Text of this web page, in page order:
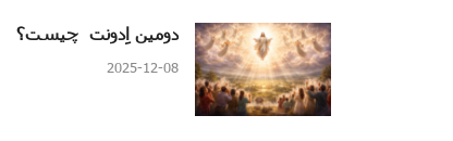
دومین اِدونت چیست؟
2025-12-08